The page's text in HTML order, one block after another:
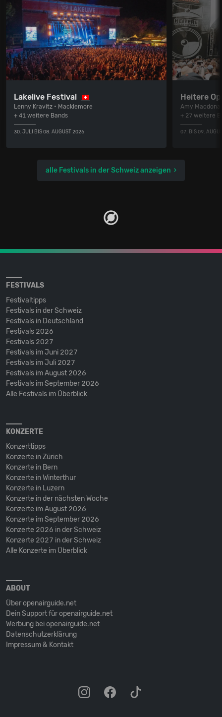
Lakelive Festival
Lenny Kravitz • Macklemore
+ 41 weitere Bands
30. JULI BIS 08. AUGUST 2026
Heitere
Amy
+ 27 weitere
07. BIS 09.
alle Festivals in der Schweiz anzeigen
FESTIVALS
Festivaltipps
Festivals in der Schweiz
Festivals in Deutschland
Festivals 2026
Festivals 2027
Festivals im Juni 2027
Festivals im Juli 2027
Festivals im August 2026
Festivals im September 2026
Alle Festivals im Überblick
KONZERTE
Konzerttipps
Konzerte in Zürich
Konzerte in Bern
Konzerte in Winterthur
Konzerte in Luzern
Konzerte in der nächsten Woche
Konzerte im August 2026
Konzerte im September 2026
Konzerte 2026 in der Schweiz
Konzerte 2027 in der Schweiz
Alle Konzerte im Überblick
ABOUT
Über openairguide.net
Dein Support für openairguide.net
Werbung bei openairguide.net
Datenschutz­erklärung
Impressum & Kontakt